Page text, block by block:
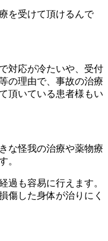
を受けて頂けるんで
対応が冷たいや、受付
の理由で、事故の治療
頂いている患者様もい
な怪我の治療や薬物療
。
過も容易に行えます。
傷した身体が治りにく